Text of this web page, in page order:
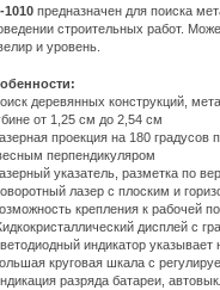
1010 предназначен для поиска
строительных работ.
и уровень.
деревянных конструкций,
от 1,25 см до 2,54 см
проекция на 180 градусов
перпендикуляром
указатель, разметка по
лазер с плоским и
крепления к рабочей
дисплей с
индикатор указывает
круговая шкала с
разряда батареи,